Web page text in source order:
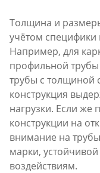
Толщина и
учётом специфики
Например, для
профильной трубы
трубы с толщиной
конструкция
нагрузки. Если же
конструкции на
внимание на
марки,
воздействиям.